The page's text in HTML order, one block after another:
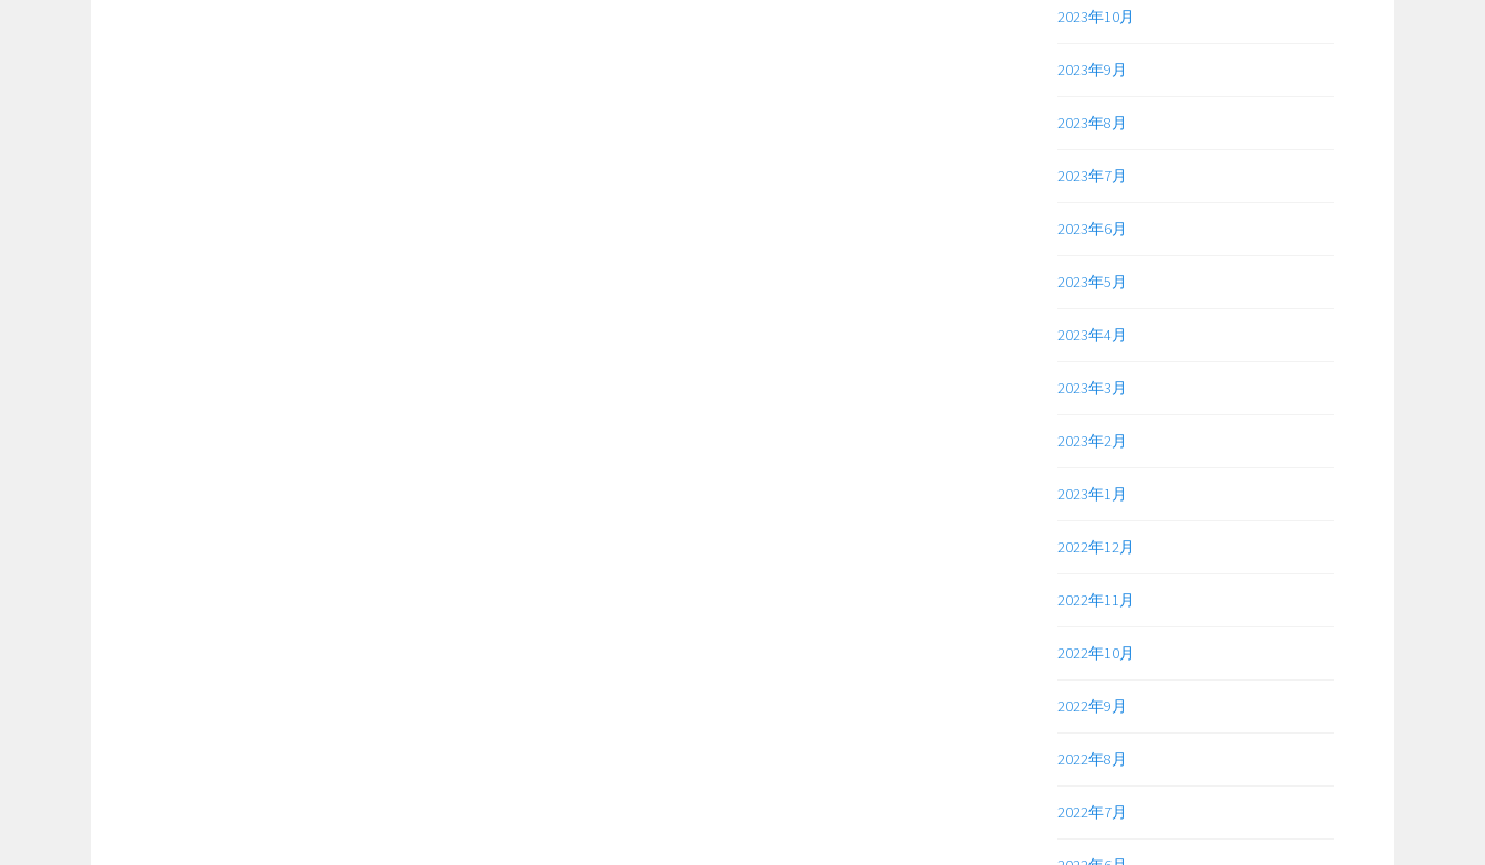
2023年10月
2023年9月
2023年8月
2023年7月
2023年6月
2023年5月
2023年4月
2023年3月
2023年2月
2023年1月
2022年12月
2022年11月
2022年10月
2022年9月
2022年8月
2022年7月